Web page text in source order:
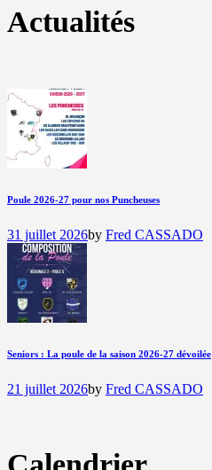
Actualités
Poule 2026-27 pour nos Puncheuses
31 juillet 2026by Fred CASSADO
Seniors : La poule de la saison 2026-27 dévoilée
21 juillet 2026by Fred CASSADO